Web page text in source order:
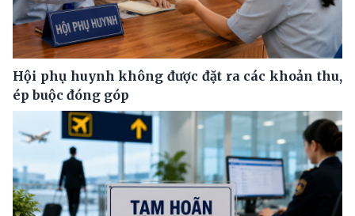
Hội phụ huynh không được đặt ra các khoản thu,
ép buộc đóng góp